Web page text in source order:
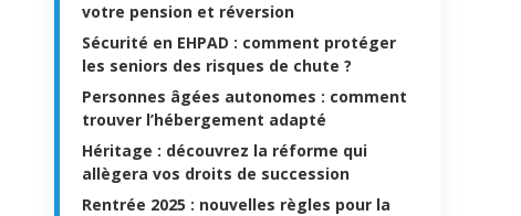
votre pension et réversion
Sécurité en EHPAD : comment protéger
les seniors des risques de chute ?
Personnes âgées autonomes : comment
trouver l’hébergement adapté
Héritage : découvrez la réforme qui
allègera vos droits de succession
Rentrée 2025 : nouvelles règles pour la